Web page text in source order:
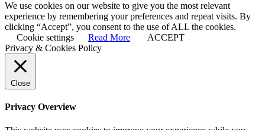
We use cookies on our website to give you the most relevant
experience by remembering your preferences and repeat visits. By
clicking “Accept”, you consent to the use of ALL the cookies.
Cookie settings
Read More
ACCEPT
Privacy & Cookies Policy
Close
Privacy Overview